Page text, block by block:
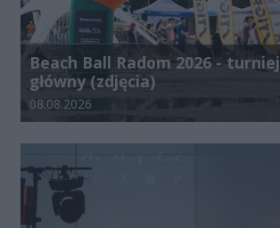
Beach Ball Radom 2026 - turniej
główny (zdjęcia)
Data dodania galerii:
08.08.2026